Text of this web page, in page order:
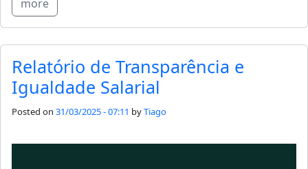
more
Relatório de Transparência e
Igualdade Salarial
Posted on 31/03/2025 - 07:11 byTiago